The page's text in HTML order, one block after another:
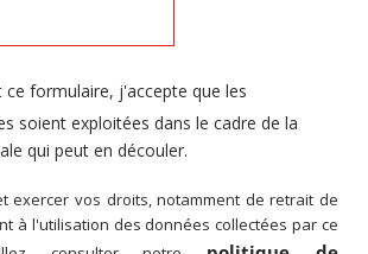
ce formulaire, j'accepte que les
soient exploitées dans le cadre de la
qui peut en découler.
exercer vos droits, notamment de retrait de
à l'utilisation des données collectées par ce